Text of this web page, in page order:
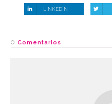
LINKEDIN
0 Comentarios